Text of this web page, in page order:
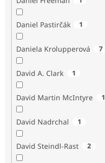
Daniel Pastirčák 1
Daniela Krolupperová 7
David A. Clark 1
David Martin McIntyre 1
David Nadrchal 1
David Steindl-Rast 2